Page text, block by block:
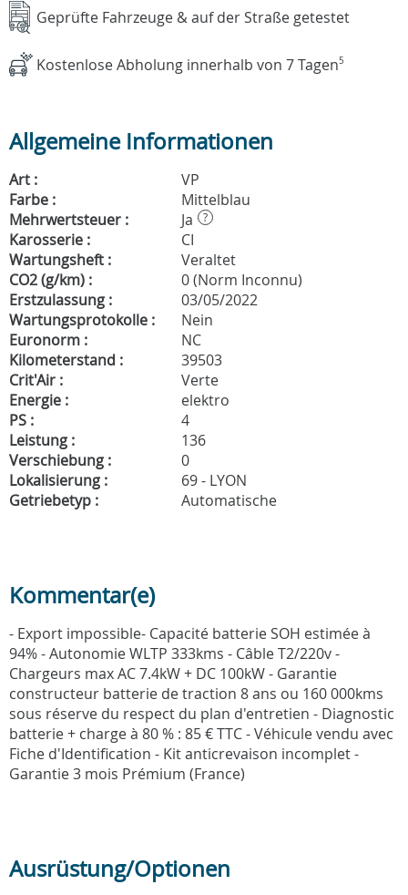
Geprüfte Fahrzeuge & auf der Straße getestet
Kostenlose Abholung innerhalb von 7 Tagen5
Allgemeine Informationen
Art :
VP
Farbe :
Mittelblau
Mehrwertsteuer :
Ja ?
Karosserie :
CI
Wartungsheft :
Veraltet
CO2 (g/km) :
0 (Norm Inconnu)
Erstzulassung :
03/05/2022
Wartungsprotokolle :
Nein
Euronorm :
NC
Kilometerstand :
39503
Crit'Air :
Verte
Energie :
elektro
PS :
4
Leistung :
136
Verschiebung :
0
Lokalisierung :
69 - LYON
Getriebetyp :
Automatische
Kommentar(e)
- Export impossible- Capacité batterie SOH estimée à
94% - Autonomie WLTP 333kms - Câble T2/220v -
Chargeurs max AC 7.4kW + DC 100kW - Garantie
constructeur batterie de traction 8 ans ou 160 000kms
sous réserve du respect du plan d'entretien - Diagnostic
batterie + charge à 80 % : 85 € TTC - Véhicule vendu avec
Fiche d'Identification - Kit anticrevaison incomplet -
Garantie 3 mois Prémium (France)
Ausrüstung/Optionen